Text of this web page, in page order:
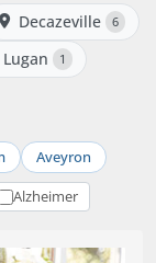
Decazeville 6
Lugan 1
Aveyron
Alzheimer